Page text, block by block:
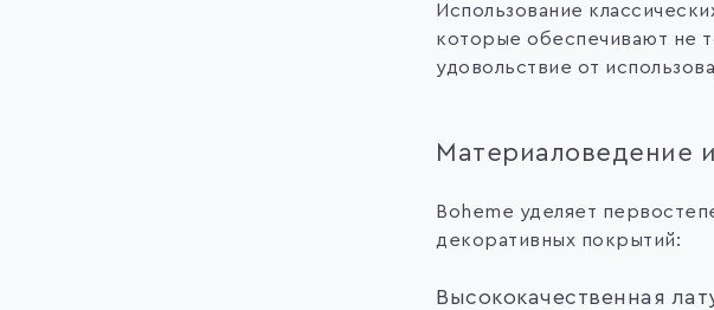
Использование
которые обеспечивают не
удовольствие от
Материаловедение
Boheme уделяет
декоративных покрытий:
Высококачественная